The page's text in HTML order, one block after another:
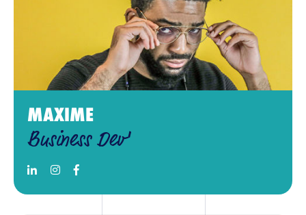
MAXIME
Business Dev'